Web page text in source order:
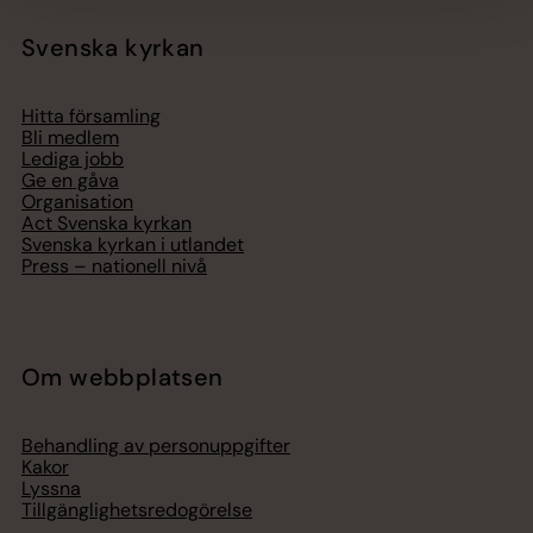
Svenska kyrkan
Hitta församling
Bli medlem
Lediga jobb
Ge en gåva
Organisation
Act Svenska kyrkan
Svenska kyrkan i utlandet
Press – nationell nivå
Om webbplatsen
Behandling av personuppgifter
Kakor
Lyssna
Tillgänglighetsredogörelse